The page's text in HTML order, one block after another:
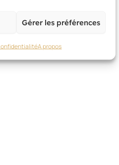
Gérer les préférences
A propos